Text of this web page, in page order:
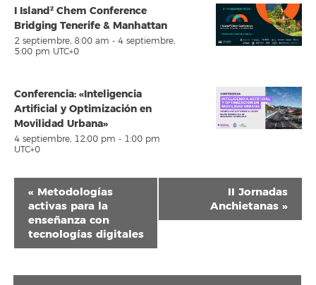
I Island² Chem Conference
Bridging Tenerife & Manhattan
2 septiembre, 8:00 am - 4 septiembre,
5:00 pm UTC+0
Conferencia: «Inteligencia
Artificial y Optimización en
Movilidad Urbana»
4 septiembre, 12:00 pm - 1:00 pm
UTC+0
Navegación
del
Evento
« Metodologías
activas para la
enseñanza con
tecnologías digitales
II Jornadas
Anchietanas »